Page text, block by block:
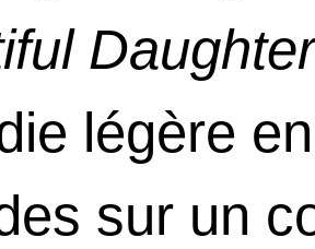
légère
sur un